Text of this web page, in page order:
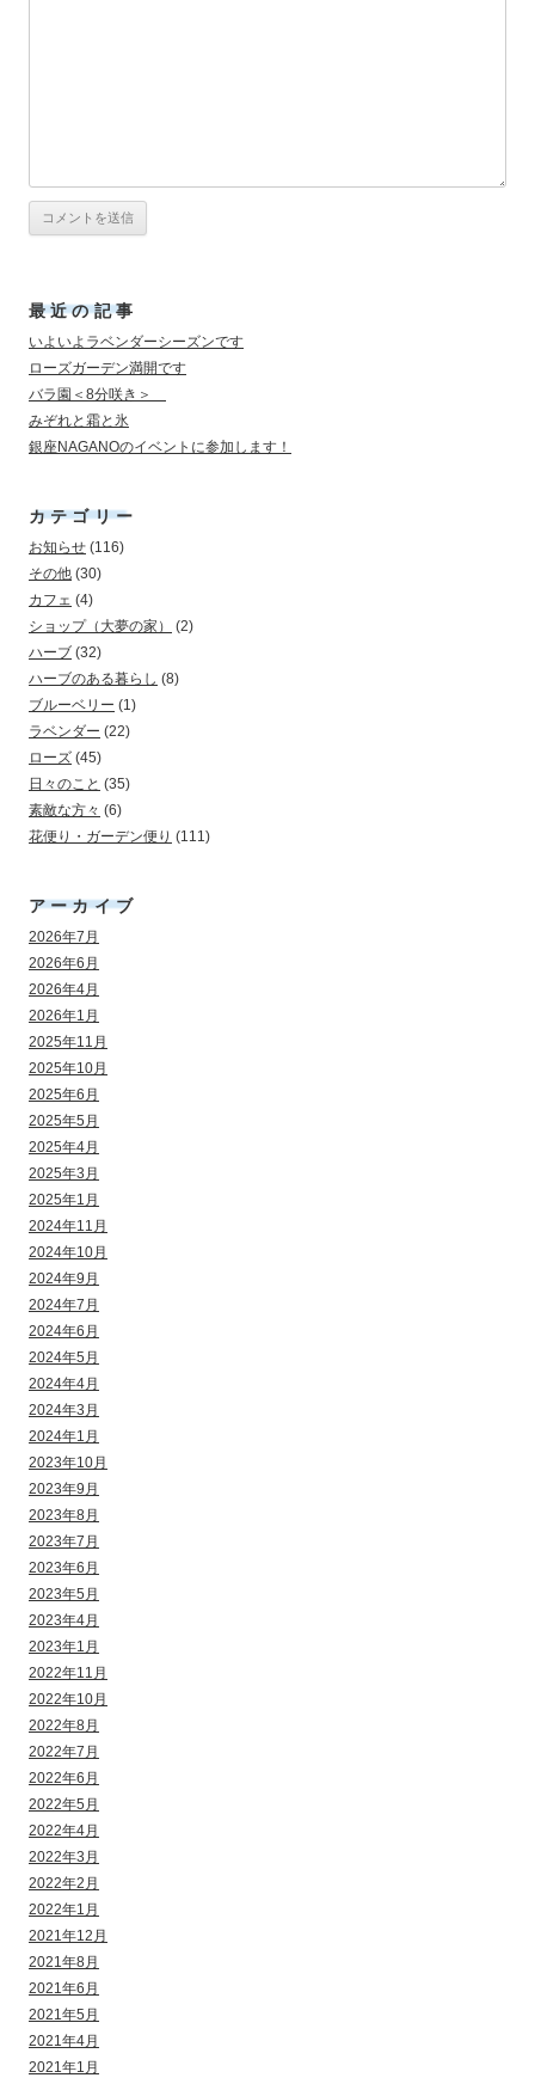
最近の記事
いよいよラベンダーシーズンです
ローズガーデン満開です
バラ園＜8分咲き＞
みぞれと霜と氷
銀座NAGANOのイベントに参加します！
カテゴリー
お知らせ (116)
その他 (30)
カフェ (4)
ショップ（大夢の家）
(2)
ハーブ (32)
ハーブのある暮らし (8)
ブルーベリー (1)
ラベンダー (22)
ローズ (45)
日々のこと (35)
素敵な方々 (6)
花便り・ガーデン便り (111)
アーカイブ
2026年7月
2026年6月
2026年4月
2026年1月
2025年11月
2025年10月
2025年6月
2025年5月
2025年4月
2025年3月
2025年1月
2024年11月
2024年10月
2024年9月
2024年7月
2024年6月
2024年5月
2024年4月
2024年3月
2024年1月
2023年10月
2023年9月
2023年8月
2023年7月
2023年6月
2023年5月
2023年4月
2023年1月
2022年11月
2022年10月
2022年8月
2022年7月
2022年6月
2022年5月
2022年4月
2022年3月
2022年2月
2022年1月
2021年12月
2021年8月
2021年6月
2021年5月
2021年4月
2021年1月